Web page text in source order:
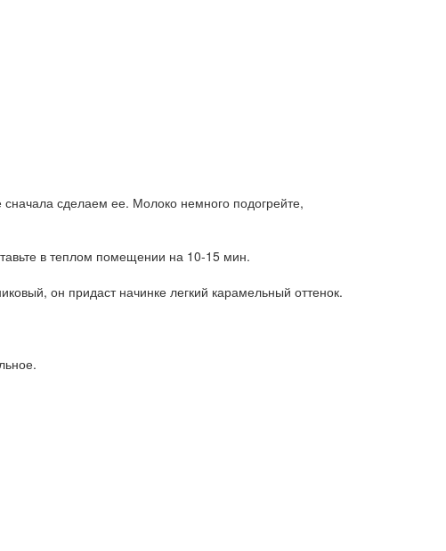
сделаем ее. Молоко немного подогрейте,
в теплом помещении на 10-15 мин.
он придаст начинке легкий карамельный оттенок.